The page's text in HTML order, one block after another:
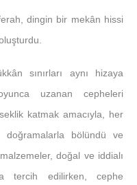
dingin bir mekân hissi
sınırları aynı hizaya
uzanan cepheleri
katmak amacıyla, her
doğramalarla bölündü ve
doğal ve iddialı
edilirken, cephe